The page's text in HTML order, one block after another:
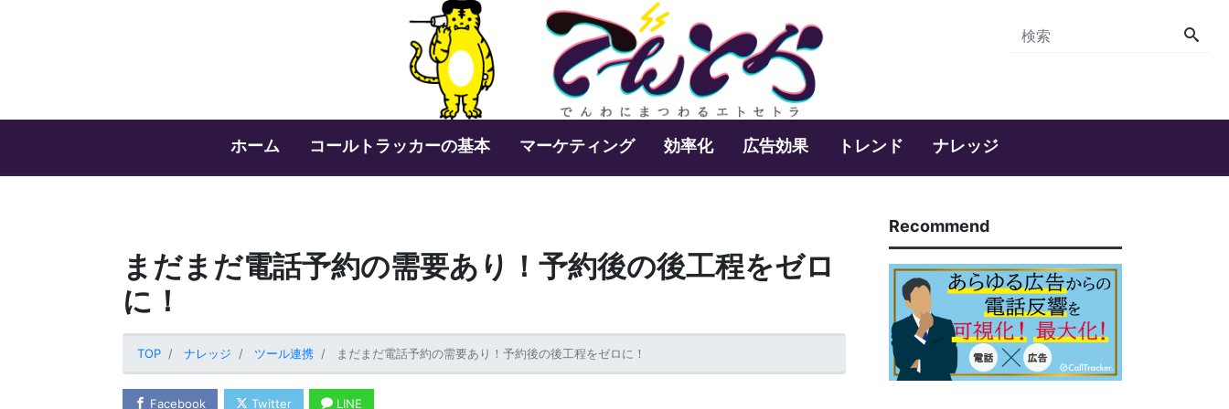
ホーム コールトラッカーの基本 マーケティング 効率化 広告効果 トレンド ナレッジ
まだまだ電話予約の需要あり！予約後の後工程をゼロ
に！
TOP ナレッジ ツール連携 まだまだ電話予約の需要あり！予約後の後工程をゼロに！
Facebook Twitter LINE
Recommend